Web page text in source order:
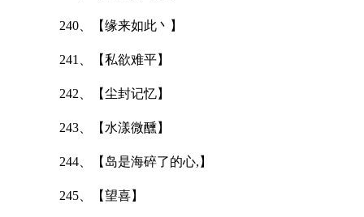
240、【缘来如此丶】
241、【私欲难平】
242、【尘封记忆】
243、【水漾微醺】
244、【岛是海碎了的心,】
245、【望喜】